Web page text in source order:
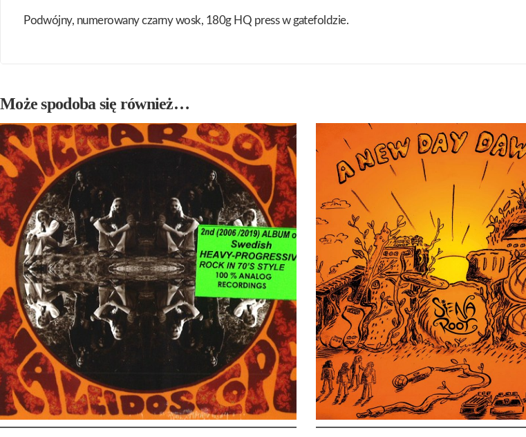
Podwójny, numerowany czarny wosk, 180g HQ press w gatefoldzie.
Może spodoba się również…